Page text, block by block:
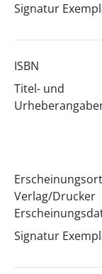
Signatur
ISBN
Titel- und
Erscheinungsort
Verlag/Drucker
Signatur